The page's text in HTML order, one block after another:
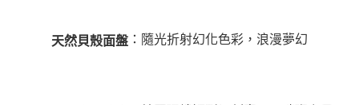
天然貝殼面盤 ：隨光折射幻化色彩，浪漫夢幻